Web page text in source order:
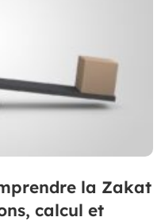
la Zakat
calcul et